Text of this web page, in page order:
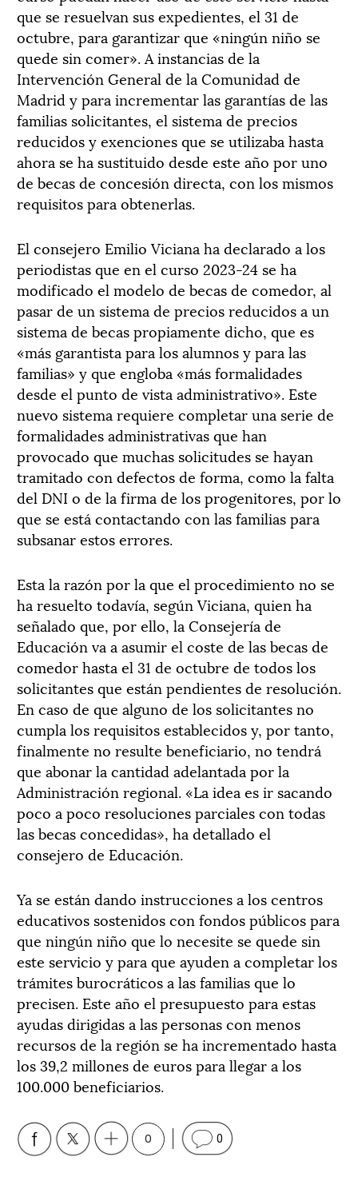
que se resuelvan sus expedientes, el 31 de
octubre, para garantizar que «ningún niño se
quede sin comer». A instancias de la
Intervención General de la Comunidad de
Madrid y para incrementar las garantías de las
familias solicitantes, el sistema de precios
reducidos y exenciones que se utilizaba hasta
ahora se ha sustituido desde este año por uno
de becas de concesión directa, con los mismos
requisitos para obtenerlas.
El consejero Emilio Viciana ha declarado a los
periodistas que en el curso 2023-24 se ha
modificado el modelo de becas de comedor, al
pasar de un sistema de precios reducidos a un
sistema de becas propiamente dicho, que es
«más garantista para los alumnos y para las
familias» y que engloba «más formalidades
desde el punto de vista administrativo». Este
nuevo sistema requiere completar una serie de
formalidades administrativas que han
provocado que muchas solicitudes se hayan
tramitado con defectos de forma, como la falta
del DNI o de la firma de los progenitores, por lo
que se está contactando con las familias para
subsanar estos errores.
Esta la razón por la que el procedimiento no se
ha resuelto todavía, según Viciana, quien ha
señalado que, por ello, la Consejería de
Educación va a asumir el coste de las becas de
comedor hasta el 31 de octubre de todos los
solicitantes que están pendientes de resolución.
En caso de que alguno de los solicitantes no
cumpla los requisitos establecidos y, por tanto,
finalmente no resulte beneficiario, no tendrá
que abonar la cantidad adelantada por la
Administración regional. «La idea es ir sacando
poco a poco resoluciones parciales con todas
las becas concedidas», ha detallado el
consejero de Educación.
Ya se están dando instrucciones a los centros
educativos sostenidos con fondos públicos para
que ningún niño que lo necesite se quede sin
este servicio y para que ayuden a completar los
trámites burocráticos a las familias que lo
precisen. Este año el presupuesto para estas
ayudas dirigidas a las personas con menos
recursos de la región se ha incrementado hasta
los 39,2 millones de euros para llegar a los
100.000 beneficiarios.
0 0